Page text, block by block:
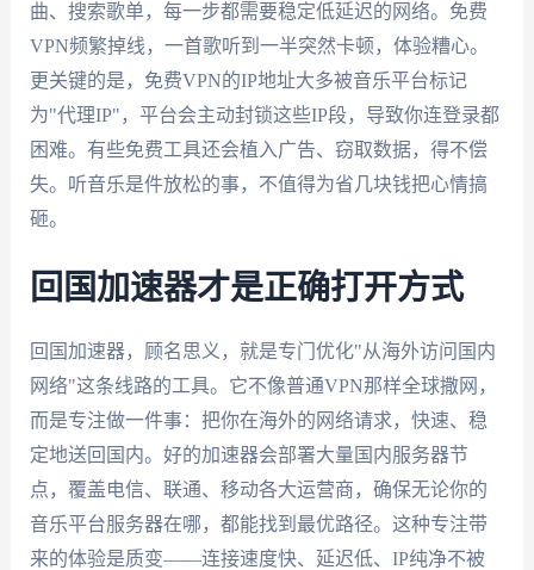
曲、搜索歌单，每一步都需要稳定低延迟的网络。免费
VPN频繁掉线，一首歌听到一半突然卡顿，体验糟心。
更关键的是，免费VPN的IP地址大多被音乐平台标记
为"代理IP"，平台会主动封锁这些IP段，导致你连登录都
困难。有些免费工具还会植入广告、窃取数据，得不偿
失。听音乐是件放松的事，不值得为省几块钱把心情搞
砸。
回国加速器才是正确打开方式
回国加速器，顾名思义，就是专门优化"从海外访问国内
网络"这条线路的工具。它不像普通VPN那样全球撒网，
而是专注做一件事：把你在海外的网络请求，快速、稳
定地送回国内。好的加速器会部署大量国内服务器节
点，覆盖电信、联通、移动各大运营商，确保无论你的
音乐平台服务器在哪，都能找到最优路径。这种专注带
来的体验是质变——连接速度快、延迟低、IP纯净不被